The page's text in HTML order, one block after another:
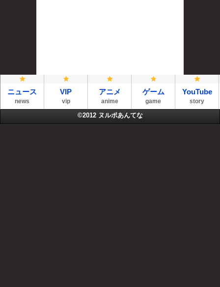
ニュース
news
VIP
vip
アニメ
anime
ゲーム
game
YouTube
story
©2012 ヌルポあんてな